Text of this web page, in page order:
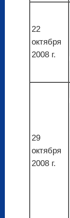
22
октября
2008 г.
29
октября
2008 г.